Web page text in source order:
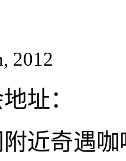
2012
址：
近奇遇